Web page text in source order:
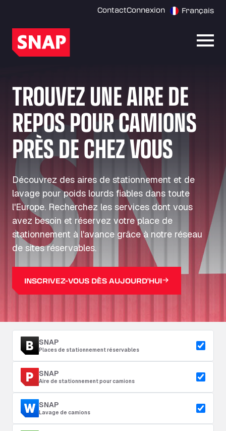
ContactConnexion Français
TROUVEZ UNE AIRE DE
REPOS POUR CAMIONS
PRÈS DE CHEZ VOUS
Découvrez des aires de stationnement et de
lavage pour poids lourds fiables dans toute
l'Europe. Recherchez les services dont vous
avez besoin et réservez votre place de
stationnement à l'avance grâce à notre réseau
de sites réservables.
INSCRIVEZ-VOUS DÈS AUJOURD'HUI
SNAP
Places de stationnement réservables
SNAP
Aire de stationnement pour camions
SNAP
Lavage de camions